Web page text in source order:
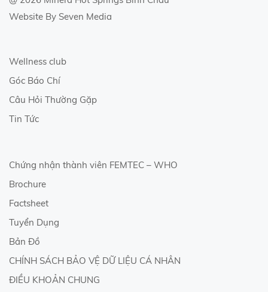
Website By Seven Media
Wellness club
Góc Báo Chí
Câu Hỏi Thường Gặp
Tin Tức
Chứng nhận thành viên FEMTEC – WHO
Brochure
Factsheet
Tuyển Dụng
Bản Đồ
CHÍNH SÁCH BẢO VỆ DỮ LIỆU CÁ NHÂN
ĐIỀU KHOẢN CHUNG